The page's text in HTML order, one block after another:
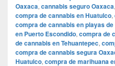
Oaxaca, cannabis seguro Oaxaca,
compra de cannabis en Huatulco,
compra de cannabis en playas
en Puerto Escondido, compra de
de cannabis en Tehuantepec,
compra de cannabis segura
Huatulco, compra de marihuana